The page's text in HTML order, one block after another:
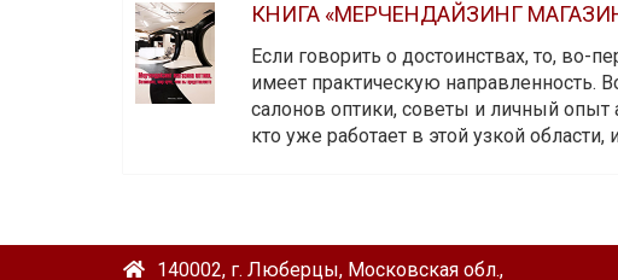
КНИГА «МЕРЧЕНДАЙЗИНГ
Если говорить о достоинствах, то, во-
имеет практическую направленность.
салонов оптики, советы и личный опыт
кто уже работает в этой узкой области,
140002, г. Люберцы, Московская обл.,